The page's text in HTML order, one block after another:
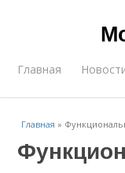
Главная
Главная »